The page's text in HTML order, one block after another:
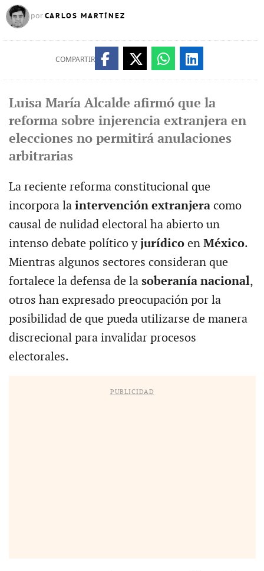
por CARLOS MARTÍNEZ
COMPARTIR
Luisa María Alcalde afirmó que la
reforma sobre injerencia extranjera en
elecciones no permitirá anulaciones
arbitrarias
La reciente reforma constitucional que
incorpora la intervención extranjeracomo
causal de nulidad electoral ha abierto un
intenso debate político yjurídico en México.
Mientras algunos sectores consideran que
fortalece la defensa de la soberanía nacional,
otros han expresado preocupación por la
posibilidad de que pueda utilizarse de manera
discrecional para invalidar procesos
electorales.
PUBLICIDAD